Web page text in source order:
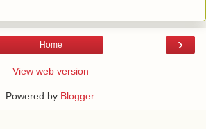
›
Home
View web version
Powered by Blogger.